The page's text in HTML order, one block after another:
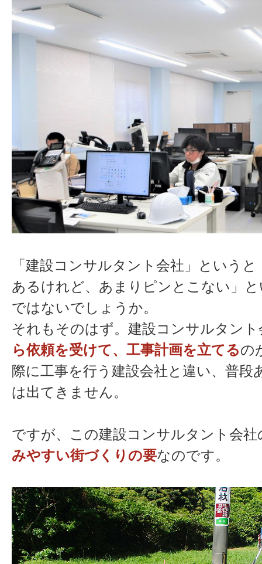
「建設コンサルタント会社」という
あるけれど、あまりピンとこない」
ではないでしょうか。
それもそのはず。建設コンサルタント
ら依頼を受けて、工事計画を立てるの
際に工事を行う建設会社と違い、普段
は出てきません。
ですが、この建設コンサルタント会社
みやすい街づくりの要なのです。